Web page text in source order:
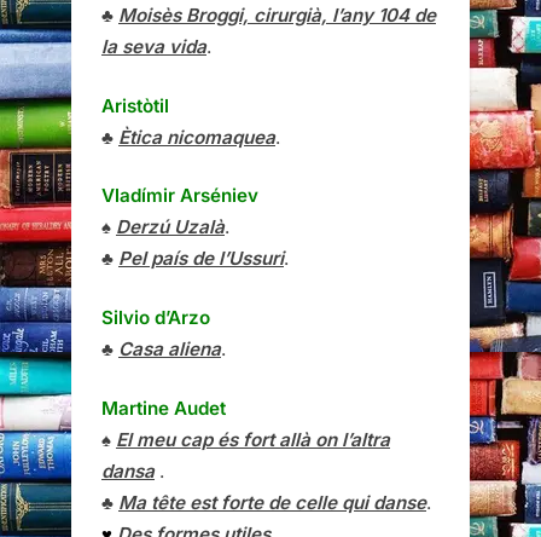
♣ Moisès Broggi, cirurgià, l’any 104 de
la seva vida.
Aristòtil
♣ Ètica nicomaquea.
Vladímir Arséniev
♠ Derzú Uzalà.
♣ Pel país de l’Ussuri.
Silvio d’Arzo
♣ Casa aliena.
Martine Audet
♠ El meu cap és fort allà on l’altra
dansa.
♣ Ma tête est forte de celle qui danse.